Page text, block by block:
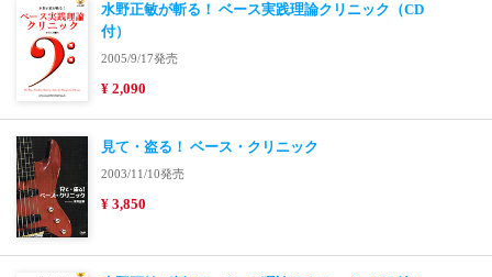
水野正敏が斬る！ ベース実践理論クリニック（CD
付）
2005/9/17発売
¥ 2,090
見て・盗る！ ベース・クリニック
2003/11/10発売
¥ 3,850